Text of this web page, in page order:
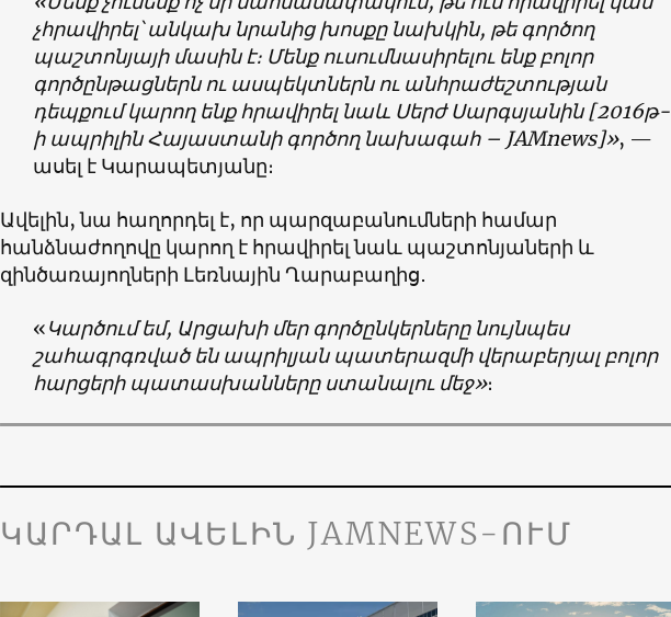
չհրավիրել՝ անկախ նրանից խոսքը նախկին, թե գործող
պաշտոնյայի մասին է։ Մենք ուսումնասիրելու ենք բոլոր
գործընթացներն ու ասպեկտներն ու անհրաժեշտության
դեպքում կարող ենք հրավիրել նաև Սերժ Սարգսյանին [2016թ-
ի ապրիլին Հայաստանի գործող նախագահ – JAMnews]», —
ասել է Կարապետյանը։
Ավելին, նա հաղորդել է, որ պարզաբանումների համար
հանձնաժողովը կարող է հրավիրել նաև պաշտոնյաների և
զինծառայողների Լեռնային Ղարաբաղից․
«Կարծում եմ, Արցախի մեր գործընկերները նույնպես
շահագրգռված են ապրիլյան պատերազմի վերաբերյալ բոլոր
հարցերի պատասխանները ստանալու մեջ»։
ԿԱՐԴԱԼ ԱՎԵԼԻՆ JAMNEWS-ՈՒՄ